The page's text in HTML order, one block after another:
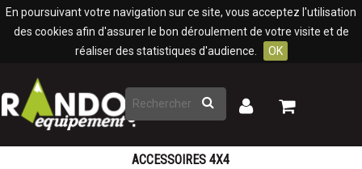
En poursuivant votre navigation sur ce site, vous acceptez l'utilisation
des cookies afin d'assurer le bon déroulement de votre visite et de
réaliser des statistiques d'audience.
OK
Rechercher
Mon
Mon
ACCESSOIRES 4X4
Panneau de gestion des cookies